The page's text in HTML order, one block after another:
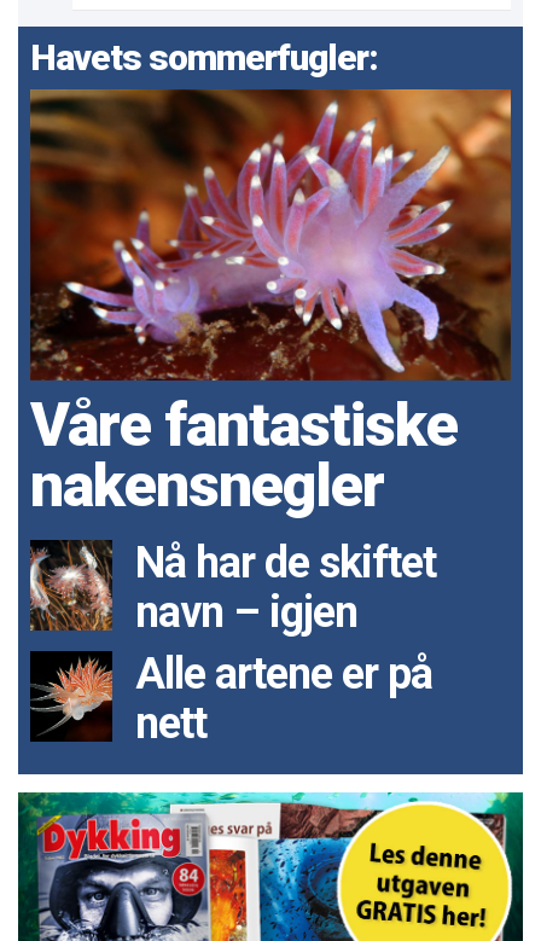
Havets sommerfugler:
Våre fantastiske
nakensnegler
Nå har de skiftet
navn – igjen
Alle artene er på
nett